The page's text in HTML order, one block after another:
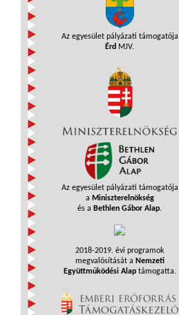
Az egyesület pályázati támogatója
Érd MJV.
Az egyesület pályázati támogatója
a Miniszterelnökség
és a Bethlen Gábor Alap.
2018-2019. évi programok
megvalósítását a Nemzeti
Együttműködési Alaptámogatta.